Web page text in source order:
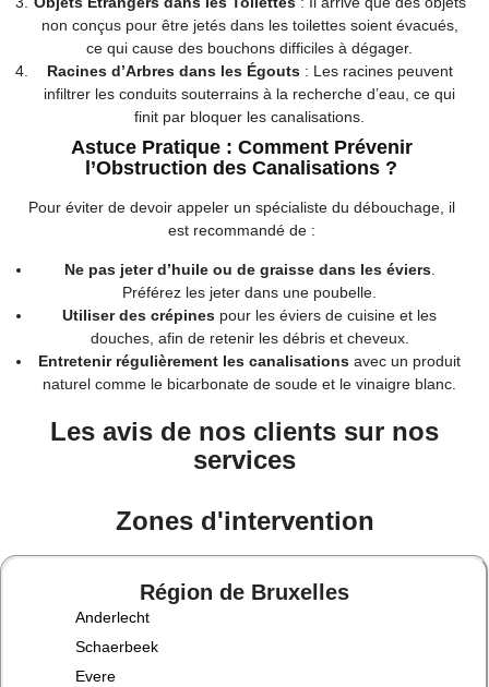
non conçus pour être jetés dans les toilettes soient évacués,
ce qui cause des bouchons difficiles à dégager.
Racines d’Arbres dans les Égouts: Les racines peuvent
infiltrer les conduits souterrains à la recherche d’eau, ce qui
finit par bloquer les canalisations.
Astuce Pratique : Comment Prévenir
l’Obstruction des Canalisations ?
Pour éviter de devoir appeler un spécialiste du débouchage, il
est recommandé de :
Ne pas jeter d’huile ou de graisse dans les éviers.
Préférez les jeter dans une poubelle.
Utiliser des crépines pour les éviers de cuisine et les
douches, afin de retenir les débris et cheveux.
Entretenir régulièrement les canalisations avec un produit
naturel comme le bicarbonate de soude et le vinaigre blanc.
Les avis de nos clients sur nos
services
Zones d'intervention
Région de Bruxelles
Anderlecht
Schaerbeek
Evere